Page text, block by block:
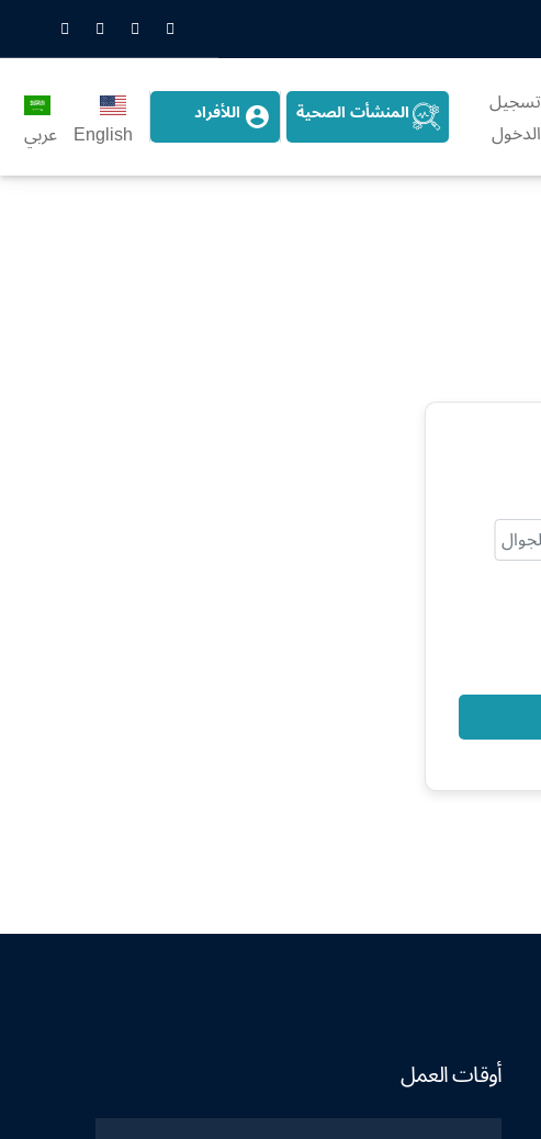
Snapchat
Twitter
LinkedIn
تسجيل
الدخول
المنشأت الصحية اللأفراد
English عربي
أوقات العمل